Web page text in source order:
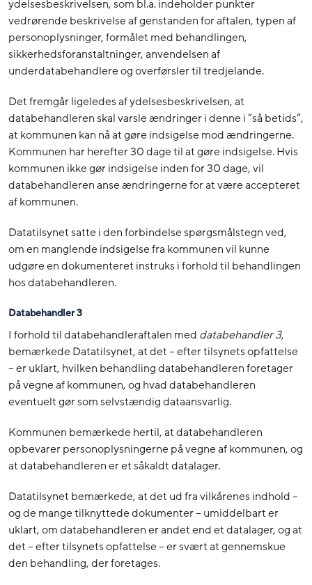
ydelsesbeskrivelsen, som bl.a. indeholder punkter
vedrørende beskrivelse af genstanden for aftalen, typen af
personoplysninger, formålet med behandlingen,
sikkerhedsforanstaltninger, anvendelsen af
underdatabehandlere og overførsler til tredjelande.
Det fremgår ligeledes af ydelsesbeskrivelsen, at
databehandleren skal varsle ændringer i denne i ”så betids”,
at kommunen kan nå at gøre indsigelse mod ændringerne.
Kommunen har herefter 30 dage til at gøre indsigelse. Hvis
kommunen ikke gør indsigelse inden for 30 dage, vil
databehandleren anse ændringerne for at være accepteret
af kommunen.
Datatilsynet satte i den forbindelse spørgsmålstegn ved,
om en manglende indsigelse fra kommunen vil kunne
udgøre en dokumenteret instruks i forhold til behandlingen
hos databehandleren.
Databehandler 3
I forhold til databehandleraftalen med databehandler 3,
bemærkede Datatilsynet, at det – efter tilsynets opfattelse
– er uklart, hvilken behandling databehandleren foretager
på vegne af kommunen, og hvad databehandleren
eventuelt gør som selvstændig dataansvarlig.
Kommunen bemærkede hertil, at databehandleren
opbevarer personoplysningerne på vegne af kommunen, og
at databehandleren er et såkaldt datalager.
Datatilsynet bemærkede, at det ud fra vilkårenes indhold –
og de mange tilknyttede dokumenter – umiddelbart er
uklart, om databehandleren er andet end et datalager, og at
det – efter tilsynets opfattelse – er svært at gennemskue
den behandling, der foretages.